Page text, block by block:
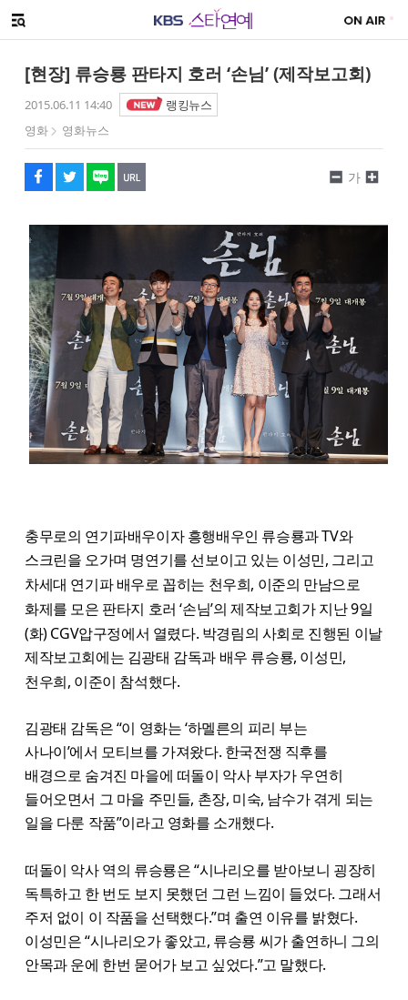
메뉴 열기
[현장] 류승룡 판타지 호러 ‘손님’ (제작보고회)
2015.06.11 14:40
랭킹뉴스
영화
영화뉴스
페이스북
트위터
네이버
URL복사
글씨 작게보기
가
글씨 크게보기
충무로의 연기파배우이자 흥행배우인 류승룡과 TV와
스크린을 오가며 명연기를 선보이고 있는 이성민, 그리고
차세대 연기파 배우로 꼽히는 천우희, 이준의 만남으로
화제를 모은 판타지 호러 ‘손님’의 제작보고회가 지난 9일
(화) CGV압구정에서 열렸다. 박경림의 사회로 진행된 이날
제작보고회에는 김광태 감독과 배우 류승룡, 이성민,
천우희, 이준이 참석했다.
김광태 감독은 “이 영화는 ‘하멜른의 피리 부는
사나이’에서 모티브를 가져왔다. 한국전쟁 직후를
배경으로 숨겨진 마을에 떠돌이 악사 부자가 우연히
들어오면서 그 마을 주민들, 촌장, 미숙, 남수가 겪게 되는
일을 다룬 작품”이라고 영화를 소개했다.
떠돌이 악사 역의 류승룡은 “시나리오를 받아보니 굉장히
독특하고 한 번도 보지 못했던 그런 느낌이 들었다. 그래서
주저 없이 이 작품을 선택했다.”며 출연 이유를 밝혔다.
이성민은 “시나리오가 좋았고, 류승룡 씨가 출연하니 그의
안목과 운에 한번 묻어가 보고 싶었다.”고 말했다.